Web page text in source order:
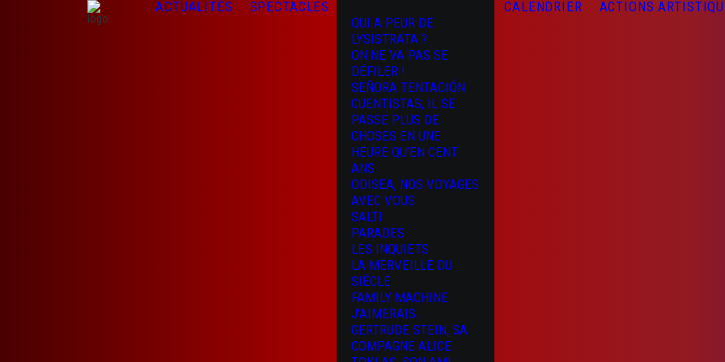
ACTUALITÉS
SPECTACLES
QUI A PEUR DE
LYSISTRATA ?
ON NE VA PAS SE
DÉFILER !
SEÑORA TENTACIÓN
CUENTISTAS, IL SE
PASSE PLUS DE
CHOSES EN UNE
HEURE QU’EN CENT
ANS
ODISEA, NOS VOYAGES
AVEC VOUS
SALTI
PARADES
LES INQUIETS
LA MERVEILLE DU
SIÈCLE
FAMILY MACHINE
J’AIMERAIS…
GERTRUDE STEIN, SA
COMPAGNE ALICE
CALENDRIER ACTIONS